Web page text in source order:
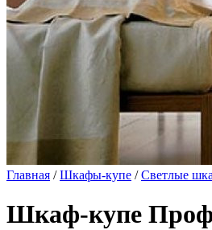
Главная /Шкафы-купе /Светлые
Шкаф-купе